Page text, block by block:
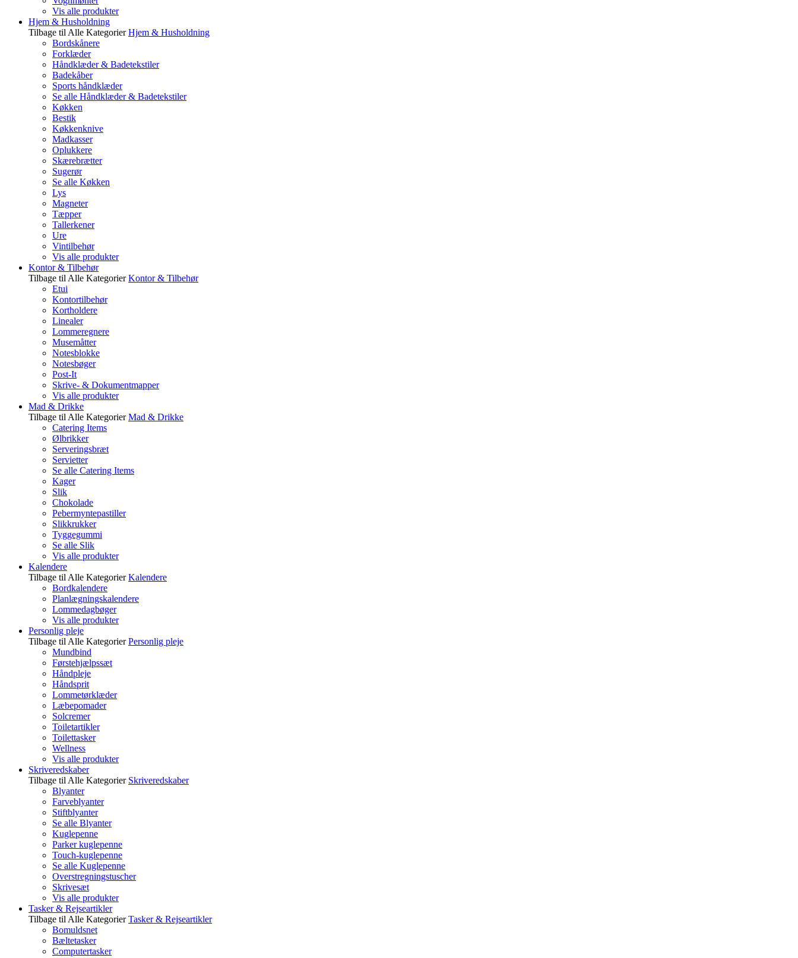
Vis alle produkter
Hjem & Husholdning
Tilbage til Alle Kategorier Hjem & Husholdning
Bordskånere
Forklæder
Håndklæder & Badetekstiler
Badekåber
Sports håndklæder
Se alle Håndklæder & Badetekstiler
Køkken
Bestik
Køkkenknive
Madkasser
Oplukkere
Skærebrætter
Sugerør
Se alle Køkken
Lys
Magneter
Tæpper
Tallerkener
Ure
Vintilbehør
Vis alle produkter
Kontor & Tilbehør
Tilbage til Alle Kategorier Kontor & Tilbehør
Etui
Kontortilbehør
Kortholdere
Linealer
Lommeregnere
Musemåtter
Notesblokke
Notesbøger
Post-It
Skrive- & Dokumentmapper
Vis alle produkter
Mad & Drikke
Tilbage til Alle Kategorier Mad & Drikke
Catering Items
Ølbrikker
Serveringsbræt
Servietter
Se alle Catering Items
Kager
Slik
Chokolade
Pebermyntepastiller
Slikkrukker
Tyggegummi
Se alle Slik
Vis alle produkter
Kalendere
Tilbage til Alle Kategorier Kalendere
Bordkalendere
Planlægningskalendere
Lommedagbøger
Vis alle produkter
Personlig pleje
Tilbage til Alle Kategorier Personlig pleje
Mundbind
Førstehjælpssæt
Håndpleje
Håndsprit
Lommetørklæder
Læbepomader
Solcremer
Toiletartikler
Toilettasker
Wellness
Vis alle produkter
Skriveredskaber
Tilbage til Alle Kategorier Skriveredskaber
Blyanter
Farveblyanter
Stiftblyanter
Se alle Blyanter
Kuglepenne
Parker kuglepenne
Touch-kuglepenne
Se alle Kuglepenne
Overstregningstuscher
Skrivesæt
Vis alle produkter
Tasker & Rejseartikler
Tilbage til Alle Kategorier Tasker & Rejseartikler
Bomuldsnet
Bæltetasker
Computertasker